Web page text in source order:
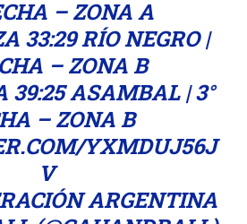
– ZONA A
33:29 RÍO NEGRO |
– ZONA B
39:25 ASAMBAL | 3°
– ZONA B
YXMDUJ56J
V
ARGENTINA